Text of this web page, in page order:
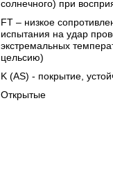
солнечного) при
FT – низкое
испытания на удар
экстремальных
цельсию)
K (AS) - покрытие,
Открытые